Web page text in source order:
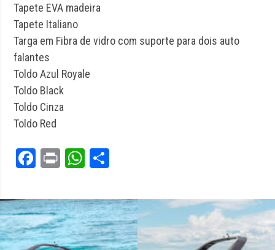
Tapete EVA madeira
Tapete Italiano
Targa em Fibra de vidro com suporte para dois auto
falantes
Toldo Azul Royale
Toldo Black
Toldo Cinza
Toldo Red
Facebook
PrintWhatsApp